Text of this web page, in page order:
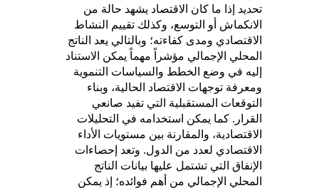
تحديد إذا ما كان الاقتصاد يشهد حالة من
الانكماش أو التوسع، وكذلك تقييم النشاط
الاقتصادي ومدى كفاءته؛ وبالتالي يعد الناتج
المحلي الإجمالي مؤشراً مهماً يمكن الاستناد
إليه في وضع الخطط والسياسات التنموية
ومعرفة توجهات الاقتصاد الحالية، وبناء
التوقعات المستقبلية التي تفيد صانعي
القرار. كما يمكن استخدامه في التحليلات
الاقتصادية، والمقارنة بين مستويات الأداء
الاقتصادي لعدد من الدول. وتعد إحصاءات
الإنفاق التي تشتمل عليها بيانات الناتج
المحلي الإجمالي من أهم فوائده؛ إذ يمكن